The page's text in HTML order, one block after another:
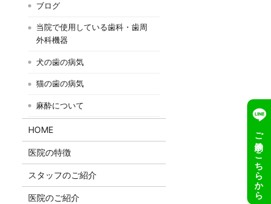
ブログ
当院で使用している歯科・歯周
外科機器
犬の歯の病気
猫の歯の病気
麻酔について
HOME
医院の特徴
スタッフのご紹介
医院のご紹介
ご予約はこちらから